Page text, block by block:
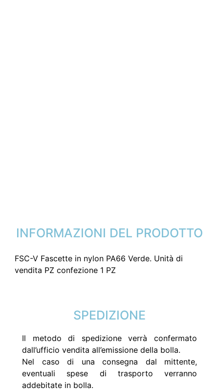
INFORMAZIONI DEL PRODOTTO
FSC-V Fascette in nylon PA66 Verde. Unità di
vendita PZ confezione 1 PZ
SPEDIZIONE
Il metodo di spedizione verrà confermato
dall’ufficio vendita all’emissione della bolla.
Nel caso di una consegna dal mittente,
eventuali spese di trasporto verranno
addebitate in bolla.